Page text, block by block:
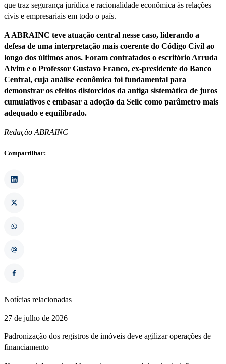
que traz segurança jurídica e racionalidade econômica às relações
civis e empresariais em todo o país.
A ABRAINC teve atuação central nesse caso, liderando a
defesa de uma interpretação mais coerente do Código Civil ao
longo dos últimos anos. Foram contratados o escritório Arruda
Alvim e o Professor Gustavo Franco, ex-presidente do Banco
Central, cuja análise econômica foi fundamental para
demonstrar os efeitos distorcidos da antiga sistemática de juros
cumulativos e embasar a adoção da Selic como parâmetro mais
adequado e equilibrado.
Redação ABRAINC
Compartilhar:
Notícias relacionadas
27 de julho de 2026
Padronização dos registros de imóveis deve agilizar operações de
financiamento